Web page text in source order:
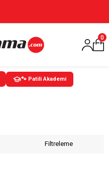
0
🐾 Patili Akademi
Filtreleme